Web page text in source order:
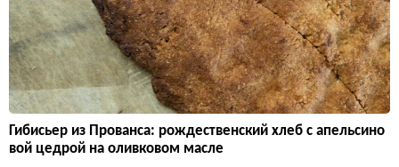
Гибисьер из Прованса: рождественский хлеб с апельсино
вой цедрой на оливковом масле